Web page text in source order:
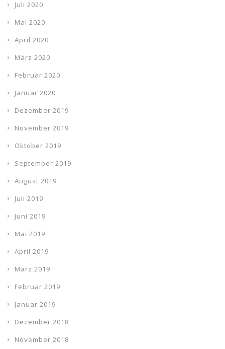
Juli 2020
Mai 2020
April 2020
März 2020
Februar 2020
Januar 2020
Dezember 2019
November 2019
Oktober 2019
September 2019
August 2019
Juli 2019
Juni 2019
Mai 2019
April 2019
März 2019
Februar 2019
Januar 2019
Dezember 2018
November 2018